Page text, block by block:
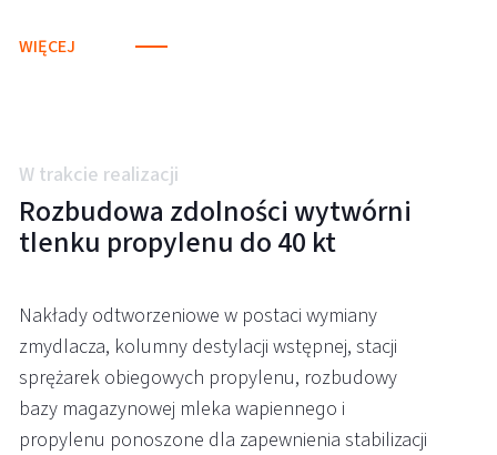
WIĘCEJ
W trakcie realizacji
Rozbudowa zdolności wytwórni
tlenku propylenu do 40 kt
Nakłady odtworzeniowe w postaci wymiany
zmydlacza, kolumny destylacji wstępnej, stacji
sprężarek obiegowych propylenu, rozbudowy
bazy magazynowej mleka wapiennego i
propylenu ponoszone dla zapewnienia stabilizacji